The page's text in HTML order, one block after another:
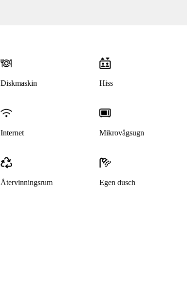
Denna bostad är borttagen
Diskmaskin Hiss
Internet Mikrovågsugn
Återvinningsrum Egen dusch